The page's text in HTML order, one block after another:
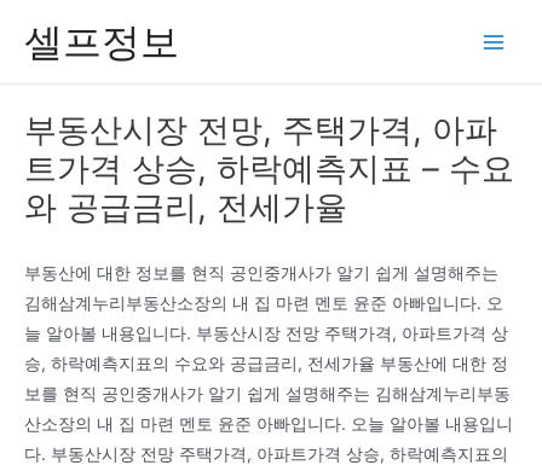
셀프정보
부동산시장 전망, 주택가격, 아파
트가격 상승, 하락예측지표 – 수요
와 공급금리, 전세가율
부동산에 대한 정보를 현직 공인중개사가 알기 쉽게 설명해주는
김해삼계누리부동산소장의 내 집 마련 멘토 윤준 아빠입니다. 오
늘 알아볼 내용입니다. 부동산시장 전망 주택가격, 아파트가격 상
승, 하락예측지표의 수요와 공급금리, 전세가율 부동산에 대한 정
보를 현직 공인중개사가 알기 쉽게 설명해주는 김해삼계누리부동
산소장의 내 집 마련 멘토 윤준 아빠입니다. 오늘 알아볼 내용입니
다. 부동산시장 전망 주택가격, 아파트가격 상승, 하락예측지표의